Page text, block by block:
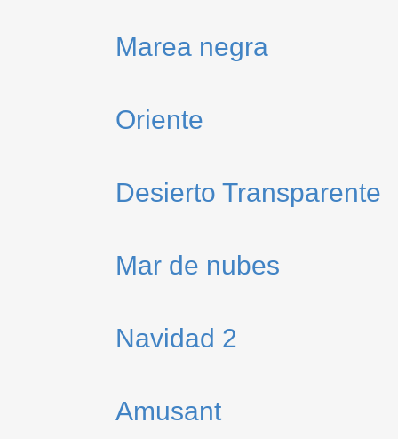
Marea negra
Oriente
Desierto Transparente
Mar de nubes
Navidad 2
Amusant